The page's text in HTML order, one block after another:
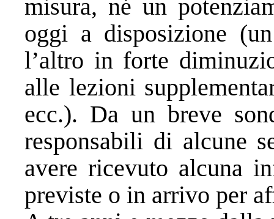
misura, né un
oggi a disposizione
l’altro in forte
alle lezioni
ecc.). Da un breve
responsabili di alcune
avere ricevuto alcuna
previste o in arrivo per